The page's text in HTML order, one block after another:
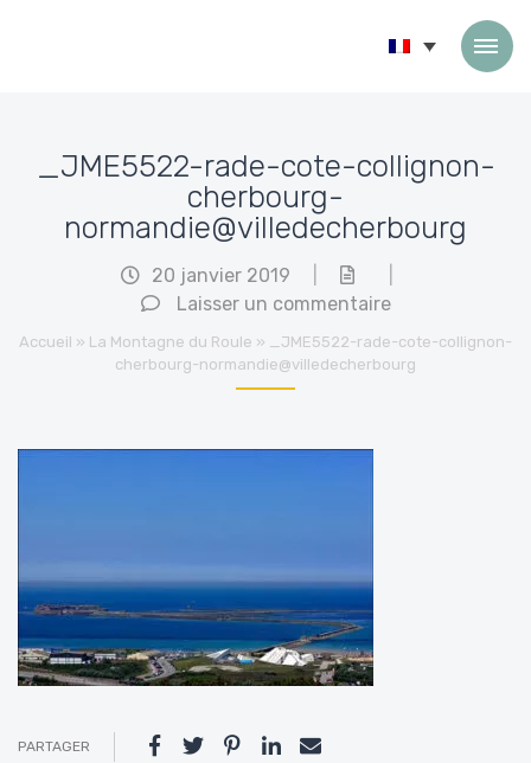
_JME5522-rade-cote-collignon-
cherbourg-
normandie@villedecherbourg
20 janvier 2019
Laisser un commentaire
Accueil » La Montagne du Roule » _JME5522-rade-cote-collignon-
cherbourg-normandie@villedecherbourg
PARTAGER